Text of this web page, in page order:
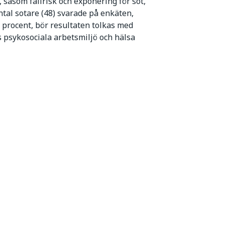
sotare (48) svarade på enkäten,
bör resultaten tolkas med
arbetsmiljö och hälsa